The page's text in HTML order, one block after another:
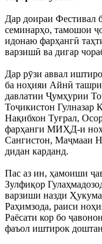
Дар доираи Фестивал
семинарҳо, тамошои
идонаю фарҳангӣ
варзишӣ ва дигар
Дар рӯзи аввал
ба ноҳияи Айнӣ
давлатии Ҷумҳурии
Тоҷикистон Гулназар
Нақибхон Туғрал,
фарҳанги МИҲД-и
Сангистон, Маҷмааи
дидан карданд.
Пас аз ин, ҳамоиши
Зулфиқор
варзиши назди
Раҳимзода, раиси
Раёсати кор бо
фаъол иштирок